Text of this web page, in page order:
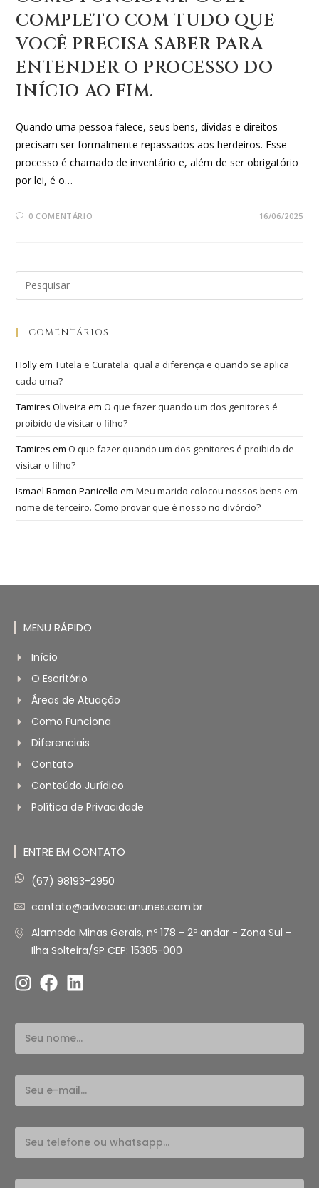
COMPLETO COM TUDO QUE
VOCÊ PRECISA SABER PARA
ENTENDER O PROCESSO DO
INÍCIO AO FIM.
Quando uma pessoa falece, seus bens, dívidas e direitos
precisam ser formalmente repassados aos herdeiros. Esse
processo é chamado de inventário e, além de ser obrigatório
por lei, é o…
0 COMENTÁRIO 16/06/2025
COMENTÁRIOS
HollyemTutela e Curatela: qual a diferença e quando se aplica
cada uma?
Tamires Oliveira emO que fazer quando um dos genitores é
proibido de visitar o filho?
Tamires emO que fazer quando um dos genitores é proibido de
visitar o filho?
Ismael Ramon Panicello emMeu marido colocou nossos bens em
nome de terceiro. Como provar que é nosso no divórcio?
MENU RÁPIDO
Início
O Escritório
Áreas de Atuação
Como Funciona
Diferenciais
Contato
Conteúdo Jurídico
Política de Privacidade
ENTRE EM CONTATO
(67) 98193-2950
contato@advocacianunes.com.br
Alameda Minas Gerais, nº 178 - 2º andar - Zona Sul -
Ilha Solteira/SP CEP: 15385-000